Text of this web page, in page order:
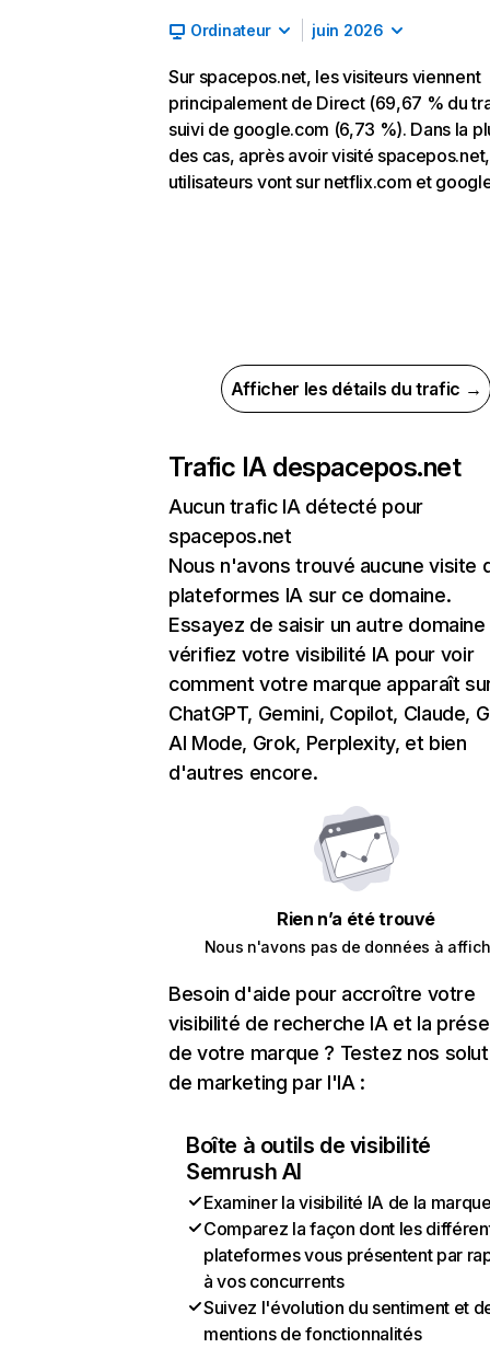
Ordinateur juin 2026
Sur spacepos.net, les visiteurs viennent
principalement de Direct (69,67 % du
suivi de google.com (6,73 %). Dans la
des cas, après avoir visité
utilisateurs vont sur netflix.com et
Afficher les détails du trafic →
Trafic IA despacepos.net
Aucun trafic IA détecté pour
spacepos.net
Nous n'avons trouvé aucune visite
plateformes IA sur ce domaine.
Essayez de saisir un autre domaine
vérifiez votre visibilité IA pour voir
comment votre marque apparaît
ChatGPT, Gemini, Copilot, Claude,
AI Mode, Grok, Perplexity, et bien
d'autres encore.
Rien n’a été trouvé
Nous n'avons pas de données à
Besoin d'aide pour accroître votre
visibilité de recherche IA et la
de votre marque ? Testez nos
de marketing par l'IA :
Boîte à outils de visibilité
Semrush AI
Examiner la visibilité IA de la
Comparez la façon dont les
plateformes vous présentent par
à vos concurrents
Suivez l'évolution du sentiment et
mentions de fonctionnalités